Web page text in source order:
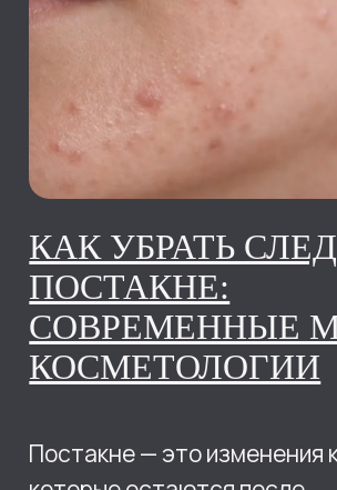
УХОД ЗА КОЖЕЙ ПОСЛЕ
30: СОВЕТЫ
КОСМЕТОЛОГА
После 30 лет в коже постепенно
обновления клеток.
14.07.2026